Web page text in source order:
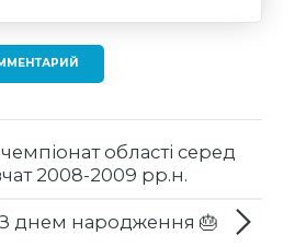
області серед
2008-2009 рр.н.
днем народження 🎂